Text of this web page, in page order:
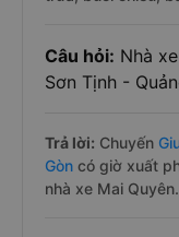
Câu hỏi: Nhà
Sơn Tịnh -
Trả lời: Chuyến
Gòn có giờ xuất
nhà xe Mai Quyên.